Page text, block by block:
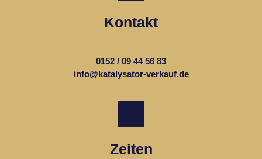
Kontakt
0152 / 09 44 56 83
info@katalysator-verkauf.de
Zeiten